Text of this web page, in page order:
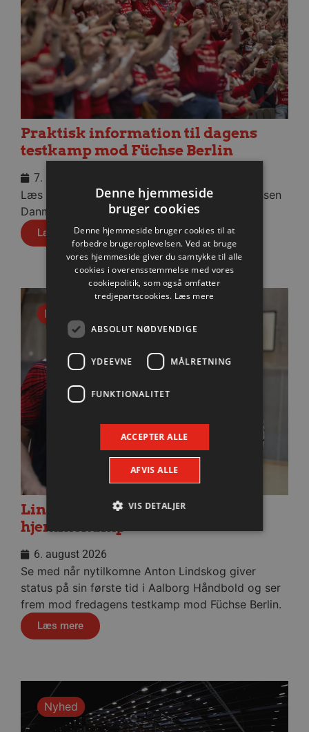
Praktisk information til dagens
testkamp mod Füchse Berlin
7. august 2026
Læs praktisk info til aftenens kamp i Sparekassen
Danmark Arena.
Læs mere
Nyhed
Lindskog glæder sig til første
hjemmekamp
6. august 2026
Se med når nytilkomne Anton Lindskog giver
status på sin første tid i Aalborg Håndbold og ser
frem mod fredagens testkamp mod Füchse Berlin.
Læs mere
Nyhed
Denne hjemmeside
bruger cookies
Denne hjemmeside bruger cookies til at
forbedre brugeroplevelsen. Ved at bruge
vores hjemmeside giver du samtykke til alle
cookies i overensstemmelse med vores
cookiepolitik, som også omfatter
tredjepartscookies. Læs mere
ABSOLUT NØDVENDIGE
YDEEVNE MÅLRETNING
FUNKTIONALITET
ACCEPTER ALLE
AFVIS ALLE
VIS DETALJER
Absolut nødvendige
Målretning
Funktionalitet
Absolut nødvendige cookies muliggør
hjemmesidens grundlæggende funktionalitet
såsom brugerlogin og kontoadministration.
Hjemmesiden kan ikke bruges korrekt uden de
.aalborghaandbold.dk
_dcid Google